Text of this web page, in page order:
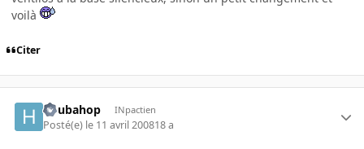
voilà
Citer
houbahop INpactien
Posté(e) le 11 avril 200818 a